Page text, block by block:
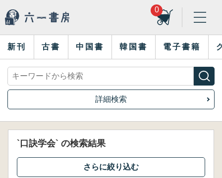
0
新刊 古書 中国書 韓国書 電子書籍
詳細検索
`口訣学会` の検索結果